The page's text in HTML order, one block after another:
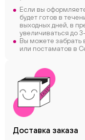
Если вы
будет готов в
выходных дней, в
увеличиваться до
Вы можете забрать
или постаматов в
Доставка заказа